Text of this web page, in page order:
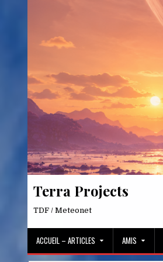
Terra Projects
TDF / Meteonet
ACCUEIL – ARTICLES AMIS